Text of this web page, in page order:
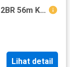
MURAH Puncak Dharmahusada MERR 2BR 56m Kosongan
Lihat detail